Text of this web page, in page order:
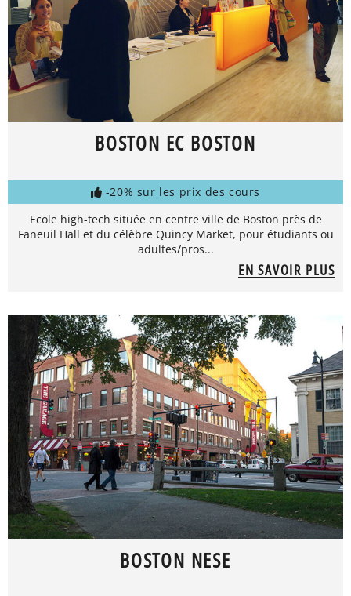
BOSTON EC BOSTON
-20% sur les prix des cours
Ecole high-tech située en centre ville de Boston près de
Faneuil Hall et du célèbre Quincy Market, pour étudiants ou
adultes/pros...
EN SAVOIR PLUS
BOSTON NESE